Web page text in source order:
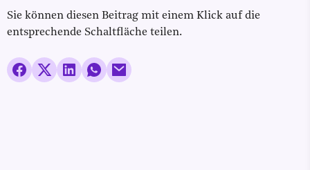
Sie können diesen Beitrag mit einem Klick auf die
entsprechende Schaltfläche teilen.